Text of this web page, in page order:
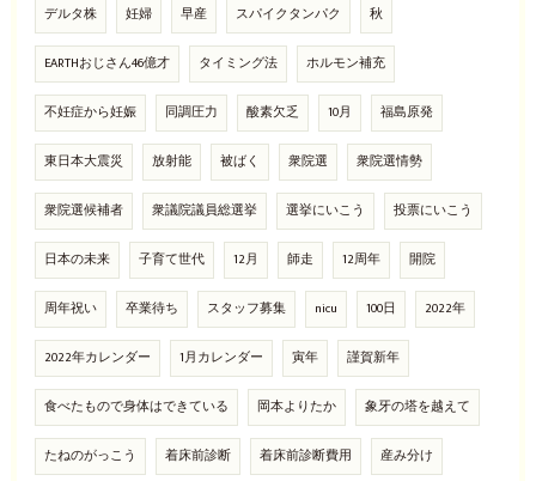
デルタ株 妊婦 早産 スパイクタンパク 秋
EARTHおじさん46億才 タイミング法 ホルモン補充
不妊症から妊娠 同調圧力 酸素欠乏 10月 福島原発
東日本大震災 放射能 被ばく 衆院選 衆院選情勢
衆院選候補者 衆議院議員総選挙 選挙にいこう 投票にいこう
日本の未来 子育て世代 12月 師走 12周年 開院
周年祝い 卒業待ち スタッフ募集 nicu 100日 2022年
2022年カレンダー 1月カレンダー 寅年 謹賀新年
食べたもので身体はできている 岡本よりたか 象牙の塔を越えて
たねのがっこう 着床前診断 着床前診断費用 産み分け